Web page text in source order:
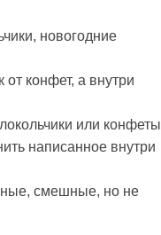
новогодние
конфет, а внутри
или конфеты
написанное внутри
смешные, но не